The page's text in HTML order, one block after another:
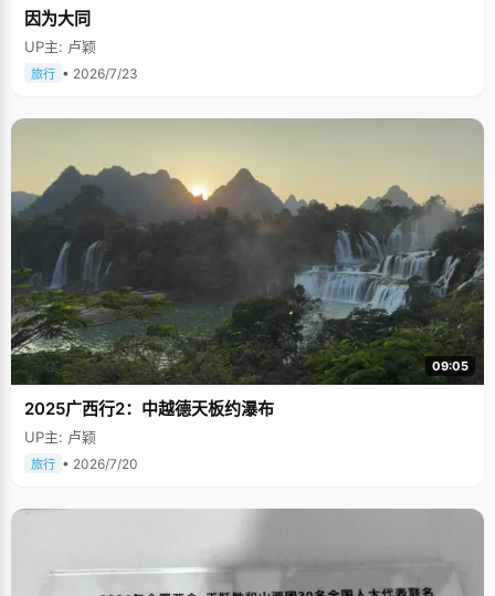
因为大同
UP主: 卢颖
旅行 • 2026/7/23
09:05
2025广西行2：中越德天板约瀑布
UP主: 卢颖
旅行 • 2026/7/20